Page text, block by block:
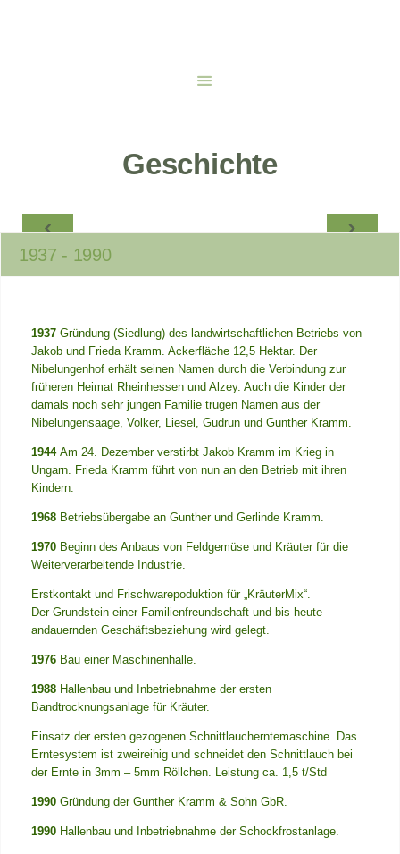
Geschichte
1937 - 1990
1937 Gründung (Siedlung) des landwirtschaftlichen Betriebs von
Jakob und Frieda Kramm. Ackerfläche 12,5 Hektar. Der
Nibelungenhof erhält seinen Namen durch die Verbindung zur
früheren Heimat Rheinhessen und Alzey. Auch die Kinder der
damals noch sehr jungen Familie trugen Namen aus der
Nibelungensaage, Volker, Liesel, Gudrun und Gunther Kramm.
1944 Am 24. Dezember verstirbt Jakob Kramm im Krieg in
Ungarn. Frieda Kramm führt von nun an den Betrieb mit ihren
Kindern.
1968 Betriebsübergabe an Gunther und Gerlinde Kramm.
1970 Beginn des Anbaus von Feldgemüse und Kräuter für die
Weiterverarbeitende Industrie.
Erstkontakt und Frischwarepoduktion für „KräuterMix“.
Der Grundstein einer Familienfreundschaft und bis heute
andauernden Geschäftsbeziehung wird gelegt.
1976 Bau einer Maschinenhalle.
1988 Hallenbau und Inbetriebnahme der ersten
Bandtrocknungsanlage für Kräuter.
Einsatz der ersten gezogenen Schnittlaucherntemaschine. Das
Erntesystem ist zweireihig und schneidet den Schnittlauch bei
der Ernte in 3mm – 5mm Röllchen. Leistung ca. 1,5 t/Std
1990 Gründung der Gunther Kramm & Sohn GbR.
1990 Hallenbau und Inbetriebnahme der Schockfrostanlage.